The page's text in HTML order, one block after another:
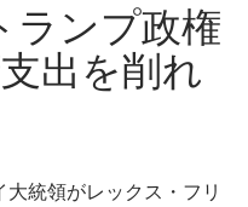
ランプ政権
出を削れ
統領がレックス・フリ